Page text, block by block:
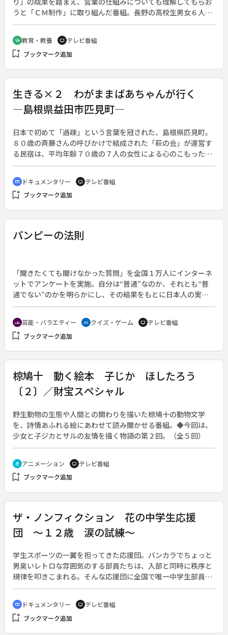
うと「ＣＭ制作」に取り組んだ番組。長野の高校生男女６人の
「ＣＭ作り隊」が挑戦して作品を完成させるまでの４ヶ月を追
う。◆地元の中古車センターの協力で、春のキャンペーン用に
１５秒のＣＭを制作することになった。だが、実際に始めてみ
ると秒数オーバー、ＣＭ考査と苦戦の連続。完成し、実際にテ
年齢）：高校生以上
school 教育・教養 tv テレビ番組
bookmark_add ブックマーク追加
生きる×２ わがままばあちゃんが行く
―島根県益田市匹見町―
日本で初めて「過疎」という言葉を冠された、島根県匹見町。
８０歳の斉藤さんの呼びかけで結成された「萩の会」が運営す
る民宿は、平均年齢７０歳の７人の女性による心のこもったも
てなしで、年間宿泊人数４百人を超えるまでになった。周りの
人から「わがままばあちゃん」と親愛を込めて呼ばれる斉藤さ
んの姿を通して、地域で希望を持って生きる意味を考える。
cinematic_blur ドキュメンタリー tv テレビ番組
bookmark_add ブックマーク追加
パンピーの法則
「聞きたくても聞けなかった質問」を全国１万人にインターネ
ットでアンケートを実施。自分は“普通”なのか、それとも“普
通でない”のかを明らかにし、その結果をもとに日本人の実態
を探るクイズバラエティ。司会はアンタッチャブルの２人と藤
本景子アナウンサー。
groups 芸能・バラエティー sports_esports クイズ・ゲーム tv テレビ番組
bookmark_add ブックマーク追加
椋鳩十 動く絵本 子じか ほしたろう
〔２〕／財宝スペシャル
野生動物の生態や人間との関わりを描いた椋鳩十の動物文学
を、詩情あふれる絵にあわせて読み聞かせる番組。◆今回は、
少女と子ジカとサルの友情を描く物語の第２回。（全５回）
cruelty_free アニメーション tv テレビ番組
bookmark_add ブックマーク追加
ザ・ノンフィクション 花の中学生応援
団 ～１２歳 涙の試練～
学生スポーツの一翼を担ってきた応援団。バンカラでちょっと
男臭いレトロな雰囲気のする部員たちは、入部と同時に秩序と
規律を叩きこまれる。そんな応援団に全国で唯一中学生部員が
いる学校がある。明治大学の付属高校である。この学校は中高
一貫校であり、クラブ活動も中学生と高校生が一緒になって活
動する。この年、応援団に新たに中学１年生の高畠君と岡田君
が入部した。昭和２２年（１９４７）に結成され、伝統と歴史
cinematic_blur ドキュメンタリー tv テレビ番組
bookmark_add ブックマーク追加